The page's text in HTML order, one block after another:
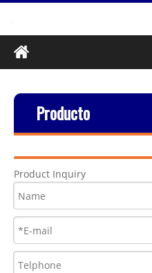
Producto
Product Inquiry